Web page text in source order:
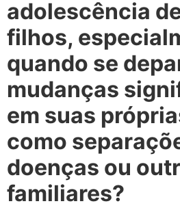
adolescência
filhos,
quando se
mudanças
em suas
como
doenças ou
familiares?